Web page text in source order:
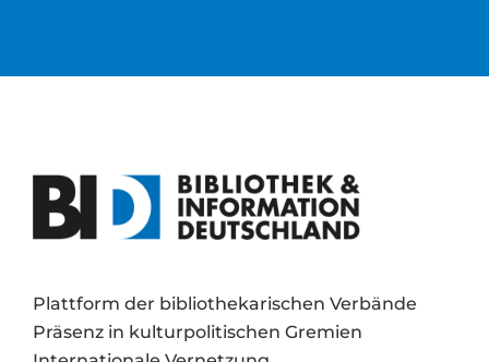
Plattform der bibliothekarischen Verbände
Präsenz in kulturpolitischen Gremien